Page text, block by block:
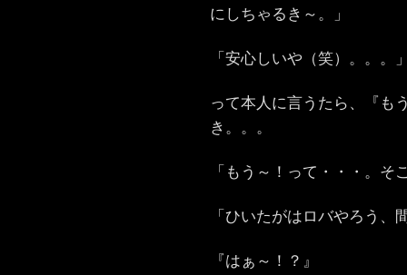
にしちゃるき～。」
「安心しいや（笑）。。。
って本人に言うたら、『も
き。。。
「もう～！って・・・。そ
「ひいたがはロバやろう、
『はぁ～！？』